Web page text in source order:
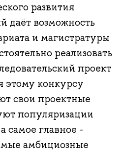
развития
даёт возможность
и магистратуры
реализовать
проект
этому конкурсу
свои проектные
популяризации
самое главное -
амбициозные